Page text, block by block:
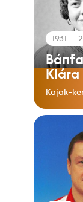
1931 —
Klára
Kajak-